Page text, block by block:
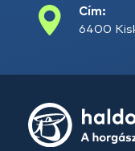
Cím:
6400